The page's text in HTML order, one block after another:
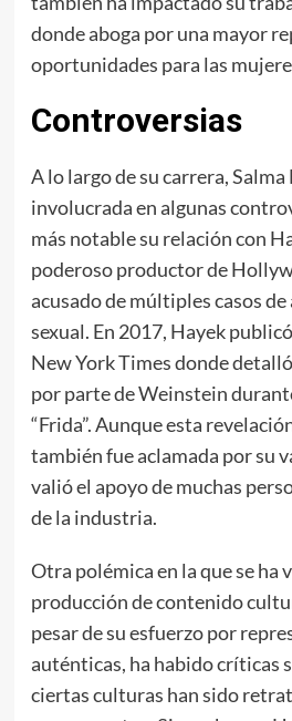
donde aboga por una mayor
oportunidades para las
Controversias
A lo largo de su carrera,
involucrada en algunas
más notable su relación con
poderoso productor de
acusado de múltiples casos de
sexual. En 2017, Hayek
New York Times donde
por parte de Weinstein
“Frida”. Aunque esta
también fue aclamada por su
valió el apoyo de muchas
de la industria.
Otra polémica en la que se ha
producción de contenido
pesar de su esfuerzo por
auténticas, ha habido críticas
ciertas culturas han sido